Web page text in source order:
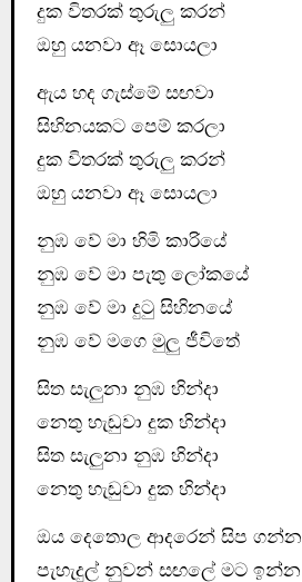
දුක විතරක් තුරුලු කරන්
ඔහු යනවා ඈ සොයලා
ඇය හද ගැස්මේ සඟවා
සිහිනයකට පෙම් කරලා
දුක විතරක් තුරුලු කරන්
ඔහු යනවා ඈ සොයලා
නුඹ වේ මා හිමි කාරියේ
නුඹ වේ මා පැතු ලෝකයේ
නුඹ වේ මා දුටු සිහිනයේ
නුඹ වේ මගෙ මුලු ජීවිතේ
සිත සැලුනා නුඹ හින්දා
නෙතු හැඬුවා දුක හින්දා
සිත සැලුනා නුඹ හින්දා
නෙතු හැඬුවා දුක හින්දා
ඔය දෙතොල ආදරෙන් සිප ගන්න
පැහැදුල් නුවන් සඟලේ මට